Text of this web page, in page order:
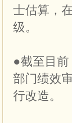
士估算，
级。
●截至目
部门绩效
行改造。